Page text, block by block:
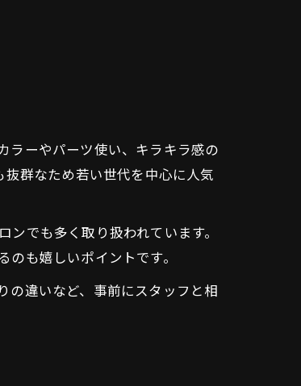
ラーやパーツ使い、キラキラ感の
群なため若い世代を中心に人気
でも多く取り扱われています。
も嬉しいポイントです。
の違いなど、事前にスタッフと相